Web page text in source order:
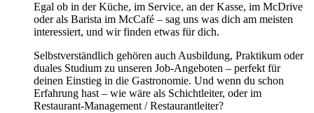
Egal ob in der Küche, im Service, an der Kasse, im McDrive
oder als Barista im McCafé – sag uns was dich am meisten
interessiert, und wir finden etwas für dich.
Selbstverständlich gehören auch Ausbildung, Praktikum oder
duales Studium zu unseren Job-Angeboten – perfekt für
deinen Einstieg in die Gastronomie. Und wenn du schon
Erfahrung hast – wie wäre als Schichtleiter, oder im
Restaurant-Management / Restaurantleiter?